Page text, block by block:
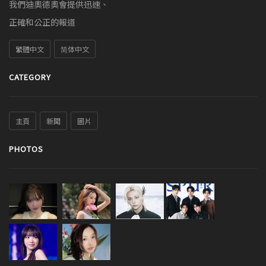
我們迪奧德奧會提供迅速、
正確和公正的報道
繁體中文 简体中文
CATEGORY
主頁 新聞 圖片
PHOTOS